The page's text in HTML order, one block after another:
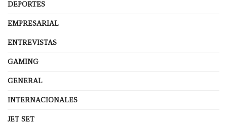
DEPORTES
EMPRESARIAL
ENTREVISTAS
GAMING
GENERAL
INTERNACIONALES
JET SET